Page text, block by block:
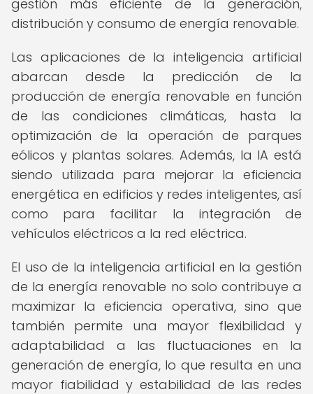
gestión más eficiente de la generación,
distribución y consumo de energía renovable.
Las aplicaciones de la inteligencia artificial
abarcan desde la predicción de la
producción de energía renovable en función
de las condiciones climáticas, hasta la
optimización de la operación de parques
eólicos y plantas solares. Además, la IA está
siendo utilizada para mejorar la eficiencia
energética en edificios y redes inteligentes, así
como para facilitar la integración de
vehículos eléctricos a la red eléctrica.
El uso de la inteligencia artificial en la gestión
de la energía renovable no solo contribuye a
maximizar la eficiencia operativa, sino que
también permite una mayor flexibilidad y
adaptabilidad a las fluctuaciones en la
generación de energía, lo que resulta en una
mayor fiabilidad y estabilidad de las redes